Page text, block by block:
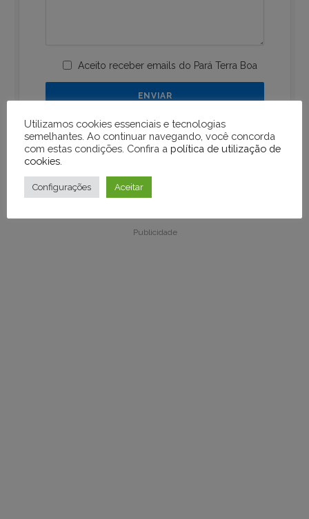
Aceito receber emails do Pará Terra Boa
Publicidade
Publicidade
Utilizamos cookies essenciais e tecnologias
semelhantes. Ao continuar navegando, você concorda
com estas condições. Confira a política de utilização de
cookies
Configurações Aceitar